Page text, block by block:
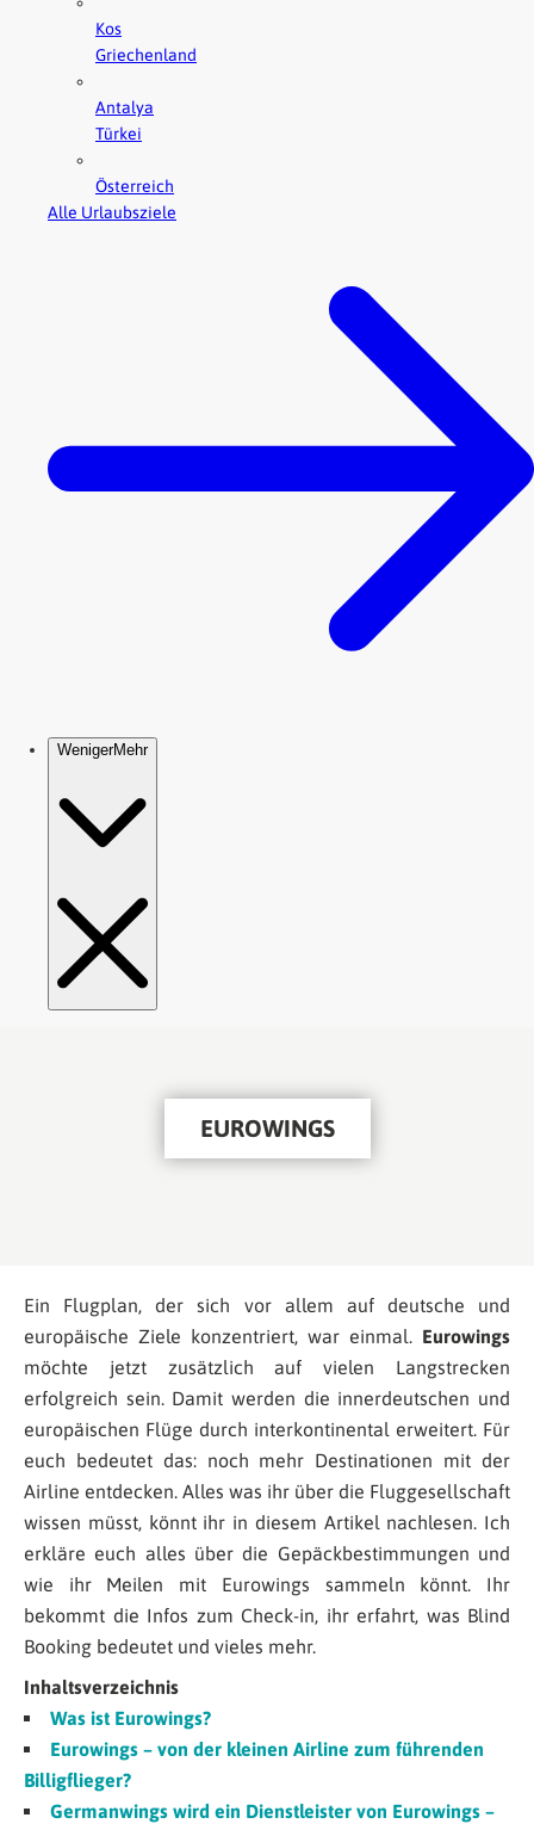
EUROWINGS
Ein Flugplan, der sich vor allem auf deutsche und
europäische Ziele konzentriert, war einmal. Eurowings
möchte jetzt zusätzlich auf vielen Langstrecken
erfolgreich sein. Damit werden die innerdeutschen und
europäischen Flüge durch interkontinental erweitert. Für
euch bedeutet das: noch mehr Destinationen mit der
Airline entdecken. Alles was ihr über die Fluggesellschaft
wissen müsst, könnt ihr in diesem Artikel nachlesen. Ich
erkläre euch alles über die Gepäckbestimmungen und
wie ihr Meilen mit Eurowings sammeln könnt. Ihr
bekommt die Infos zum Check-in, ihr erfahrt, was Blind
Booking bedeutet und vieles mehr.
Inhaltsverzeichnis
Was ist Eurowings?
Eurowings – von der kleinen Airline zum führenden
Billigflieger?
Germanwings wird ein Dienstleister von Eurowings –